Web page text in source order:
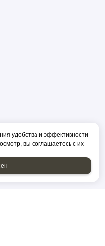
удобства и эффективности
вы соглашаетесь с их